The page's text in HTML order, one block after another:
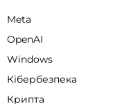
Meta
OpenAI
Windows
Кібербезпека
Крипта